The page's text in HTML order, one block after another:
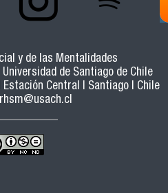
y de las Mentalidades
de Santiago de Chile
Estación Central | Santiago | Chile